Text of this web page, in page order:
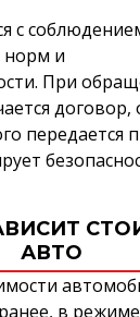
с
норм и
При
договор,
передается
АВТО
в